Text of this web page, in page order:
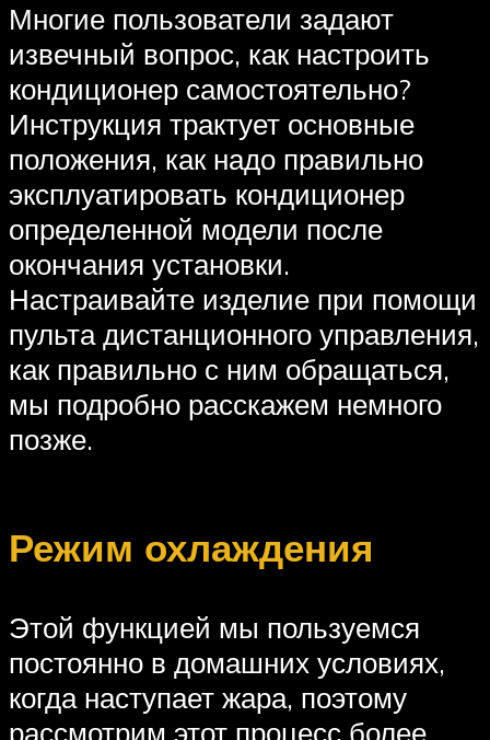
Многие пользователи задают
извечный вопрос, как настроить
кондиционер самостоятельно?
Инструкция трактует основные
положения, как надо правильно
эксплуатировать кондиционер
определенной модели после
окончания установки.
Настраивайте изделие при помощи
пульта дистанционного управления,
как правильно с ним обращаться,
мы подробно расскажем немного
позже.
Режим охлаждения
Этой функцией мы пользуемся
постоянно в домашних условиях,
когда наступает жара, поэтому
рассмотрим этот процесс более